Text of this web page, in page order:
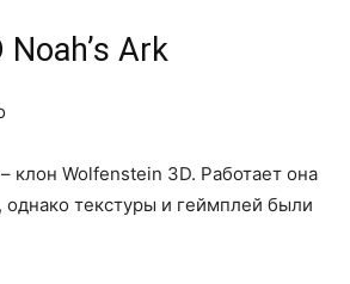
Noah’s Ark
клон Wolfenstein 3D. Работает она
текстуры и геймплей были